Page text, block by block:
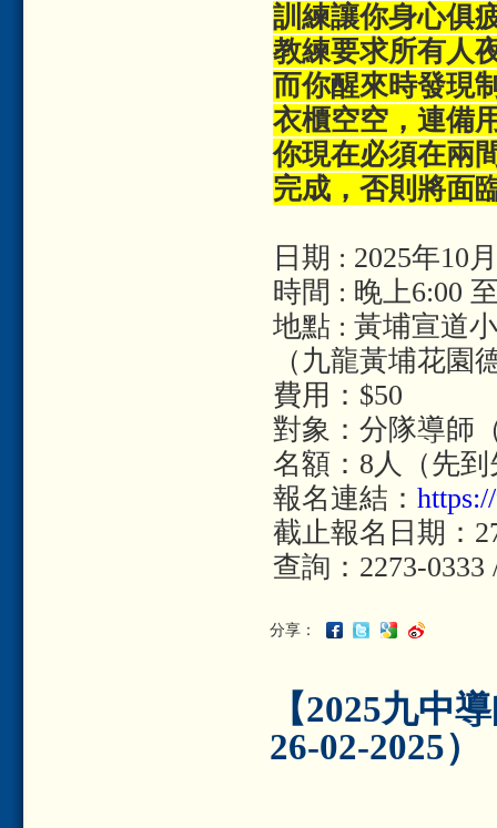
訓練讓你身心俱
教練要求所有人
而你醒來時發現
衣櫃空空，連備
你現在必須在兩
完成，否則將面
日期 : 2025年10
時間 : 晚上6:00
地點 : 黃埔宣道
（九龍黃埔花園
費用：$50
對象：分隊導師
名額：8人（先
報名連結：
截止報名日期：
查詢：2273-
分享：
【2025九中
26-02-2025）